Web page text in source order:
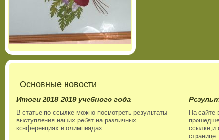
Основные новости
Итоги 2018-2019 учебного года
В статье по ссылке можно посмотреть результаты
выступления наших ребят на различных
конференциях и олимпиадах.
На сайте
ссылке,и
странице.